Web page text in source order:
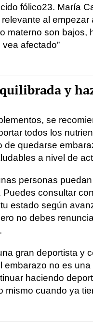
fólico23. María
al empezar
materno son bajos,
afectado”
y
se
todos los
de quedarse
a nivel de
personas
Puedes consultar
estado según
no debes
gran deportista y
embarazo no es
haciendo
mismo cuando ya